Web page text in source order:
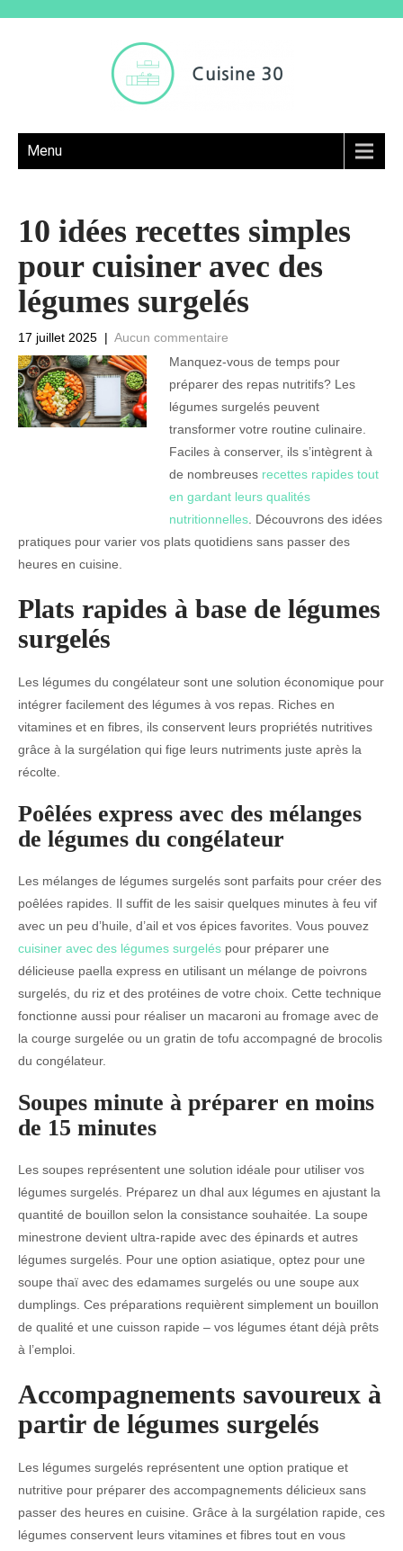
Menu
10 idées recettes simples
pour cuisiner avec des
légumes surgelés
17 juillet 2025 | Aucun commentaire
Manquez-vous de temps pour
préparer des repas nutritifs? Les
légumes surgelés peuvent
transformer votre routine culinaire.
Faciles à conserver, ils s’intègrent à
de nombreuses recettes rapides tout
en gardant leurs qualités
nutritionnelles. Découvrons des idées
pratiques pour varier vos plats quotidiens sans passer des
heures en cuisine.
Plats rapides à base de légumes
surgelés
Les légumes du congélateur sont une solution économique pour
intégrer facilement des légumes à vos repas. Riches en
vitamines et en fibres, ils conservent leurs propriétés nutritives
grâce à la surgélation qui fige leurs nutriments juste après la
récolte.
Poêlées express avec des mélanges
de légumes du congélateur
Les mélanges de légumes surgelés sont parfaits pour créer des
poêlées rapides. Il suffit de les saisir quelques minutes à feu vif
avec un peu d’huile, d’ail et vos épices favorites. Vous pouvez
cuisiner avec des légumes surgelés pour préparer une
délicieuse paella express en utilisant un mélange de poivrons
surgelés, du riz et des protéines de votre choix. Cette technique
fonctionne aussi pour réaliser un macaroni au fromage avec de
la courge surgelée ou un gratin de tofu accompagné de brocolis
du congélateur.
Soupes minute à préparer en moins
de 15 minutes
Les soupes représentent une solution idéale pour utiliser vos
légumes surgelés. Préparez un dhal aux légumes en ajustant la
quantité de bouillon selon la consistance souhaitée. La soupe
minestrone devient ultra-rapide avec des épinards et autres
légumes surgelés. Pour une option asiatique, optez pour une
soupe thaï avec des edamames surgelés ou une soupe aux
dumplings. Ces préparations requièrent simplement un bouillon
de qualité et une cuisson rapide – vos légumes étant déjà prêts
à l’emploi.
Accompagnements savoureux à
partir de légumes surgelés
Les légumes surgelés représentent une option pratique et
nutritive pour préparer des accompagnements délicieux sans
passer des heures en cuisine. Grâce à la surgélation rapide, ces
légumes conservent leurs vitamines et fibres tout en vous